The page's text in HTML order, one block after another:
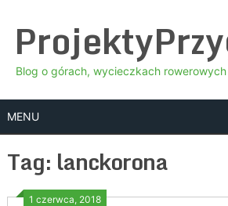
content
Blog o górach, wycieczkach
MENU
Tag: lanckorona
1 czerwca, 2018